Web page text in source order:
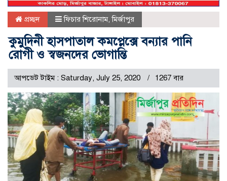
প্রচ্ছদ ফিচার শিরোনাম,মির্জাপুর
কুমুদিনী হাসপাতাল কমপ্লেক্সে বন্যার পানি
রোগী ও স্বজনদের ভোগান্তি
আপডেট টাইম : Saturday, July 25, 2020 1267 বার